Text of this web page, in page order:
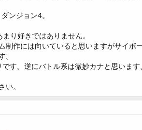
ンジョン4。
り好きではありません。
制作には向いていると思いますがサイボ
す。逆にバトル系は微妙カナと思います。
。